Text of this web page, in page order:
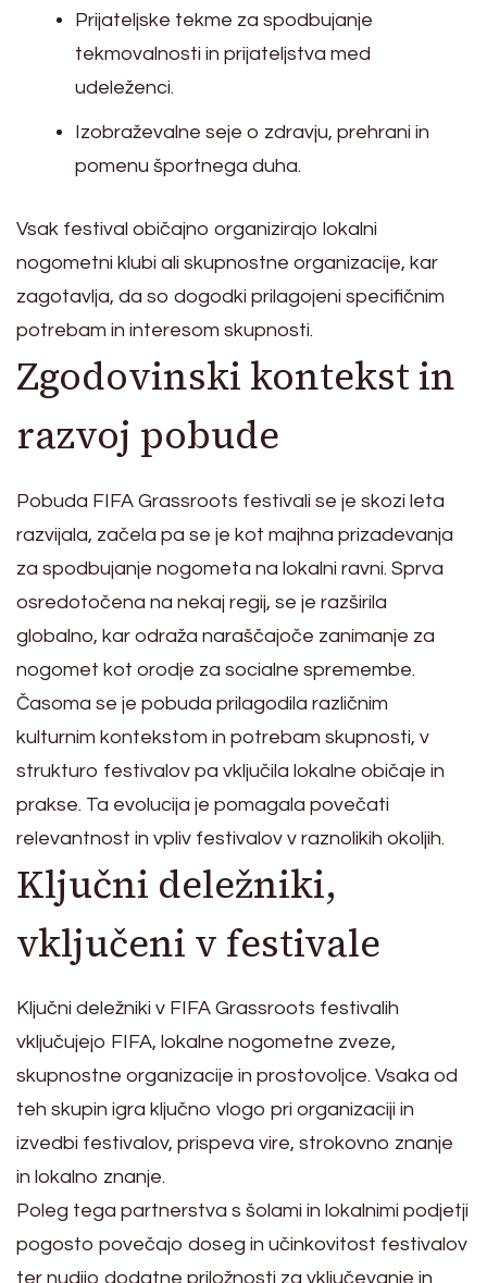
Prijateljske tekme za spodbujanje
tekmovalnosti in prijateljstva med
udeleženci.
Izobraževalne seje o zdravju, prehrani in
pomenu športnega duha.
Vsak festival običajno organizirajo lokalni
nogometni klubi ali skupnostne organizacije, kar
zagotavlja, da so dogodki prilagojeni specifičnim
potrebam in interesom skupnosti.
Zgodovinski kontekst in
razvoj pobude
Pobuda FIFA Grassroots festivali se je skozi leta
razvijala, začela pa se je kot majhna prizadevanja
za spodbujanje nogometa na lokalni ravni. Sprva
osredotočena na nekaj regij, se je razširila
globalno, kar odraža naraščajoče zanimanje za
nogomet kot orodje za socialne spremembe.
Časoma se je pobuda prilagodila različnim
kulturnim kontekstom in potrebam skupnosti, v
strukturo festivalov pa vključila lokalne običaje in
prakse. Ta evolucija je pomagala povečati
relevantnost in vpliv festivalov v raznolikih okoljih.
Ključni deležniki,
vključeni v festivale
Ključni deležniki v FIFA Grassroots festivalih
vključujejo FIFA, lokalne nogometne zveze,
skupnostne organizacije in prostovoljce. Vsaka od
teh skupin igra ključno vlogo pri organizaciji in
izvedbi festivalov, prispeva vire, strokovno znanje
in lokalno znanje.
Poleg tega partnerstva s šolami in lokalnimi podjetji
pogosto povečajo doseg in učinkovitost festivalov
ter nudijo dodatne priložnosti za vključevanje in